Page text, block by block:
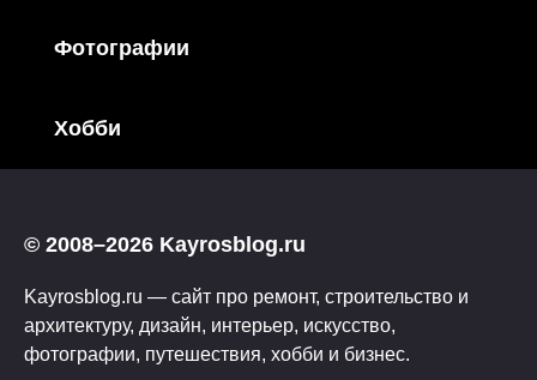
Фотографии
Хобби
© 2008–2026 Kayrosblog.ru
Kayrosblog.ru — сайт про ремонт, строительство и
архитектуру, дизайн, интерьер, искусство,
фотографии, путешествия, хобби и бизнес.